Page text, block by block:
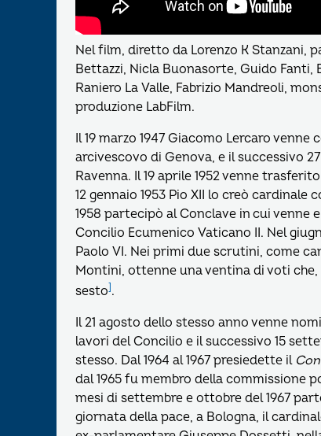
Nel film, diretto da Lorenzo K Stanzani,
Bettazzi, Nicla Buonasorte, Guido Fanti,
Raniero La Valle, Fabrizio Mandreoli,
produzione LabFilm.
Il 19 marzo 1947 Giacomo Lercaro
arcivescovo di Genova, e il successivo
Ravenna. Il 19 aprile 1952 venne
12 gennaio 1953 Pio XII lo creò
1958 partecipò al Conclave in cui venne
Concilio Ecumenico Vaticano II. Nel
Paolo VI. Nei primi due scrutini, come
Montini, ottenne una ventina di voti
sesto].
Il 21 agosto dello stesso anno venne
lavori del Concilio e il successivo 15
stesso. Dal 1964 al 1967 presiedette il
dal 1965 fu membro della commissione
mesi di settembre e ottobre del 1967
giornata della pace, a Bologna, il